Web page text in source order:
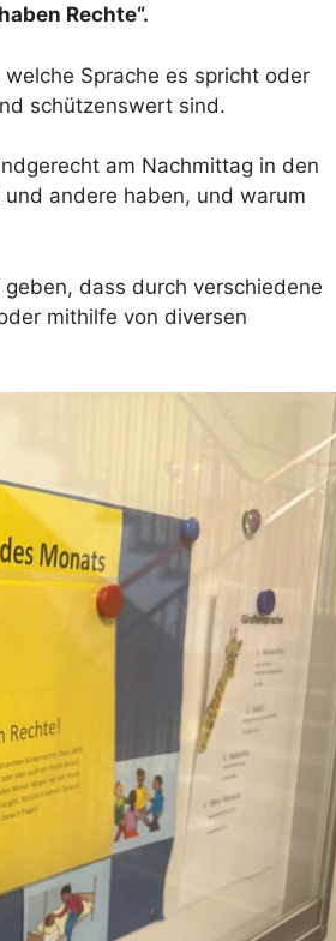
Rechte“.
Sprache es spricht oder
schützenswert sind.
am Nachmittag in den
andere haben, und warum
dass durch verschiedene
mithilfe von diversen